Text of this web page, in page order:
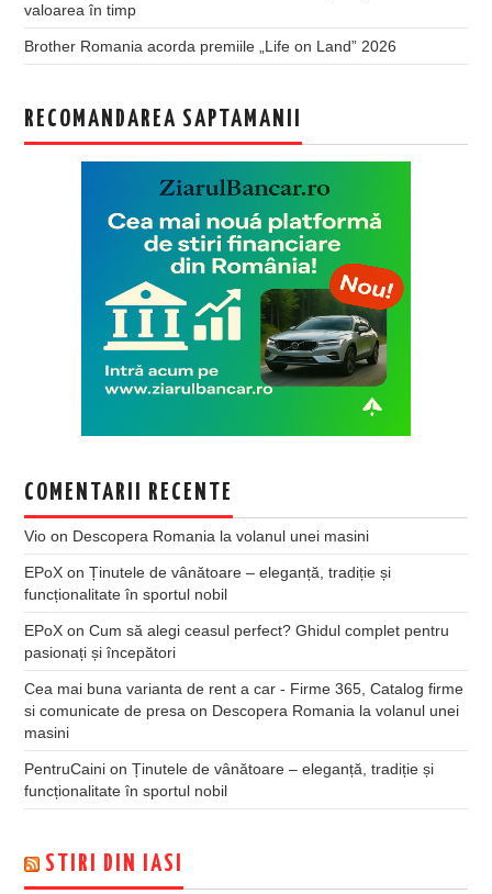
valoarea în timp
Brother Romania acorda premiile „Life on Land” 2026
RECOMANDAREA SAPTAMANII
COMENTARII RECENTE
Vio on Descopera Romania la volanul unei masini
EPoX onȚinutele de vânătoare – eleganță, tradiție și
funcționalitate în sportul nobil
EPoX onCum să alegi ceasul perfect? Ghidul complet pentru
pasionați și începători
Cea mai buna varianta de rent a car - Firme 365, Catalog firme
si comunicate de presa on Descopera Romania la volanul unei
masini
PentruCaini onȚinutele de vânătoare – eleganță, tradiție și
funcționalitate în sportul nobil
STIRI DIN IASI